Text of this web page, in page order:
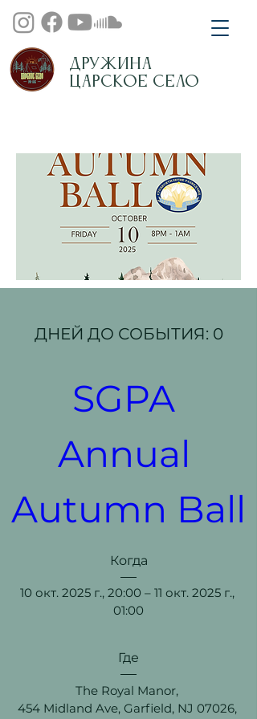
Дружина
Царское Село
ДНЕЙ ДО СОБЫТИЯ: 0
SGPA
Annual
Autumn Ball
Когда
10 окт. 2025 г., 20:00 – 11 окт. 2025 г.,
01:00
Где
The Royal Manor,
454 Midland Ave, Garfield, NJ 07026,